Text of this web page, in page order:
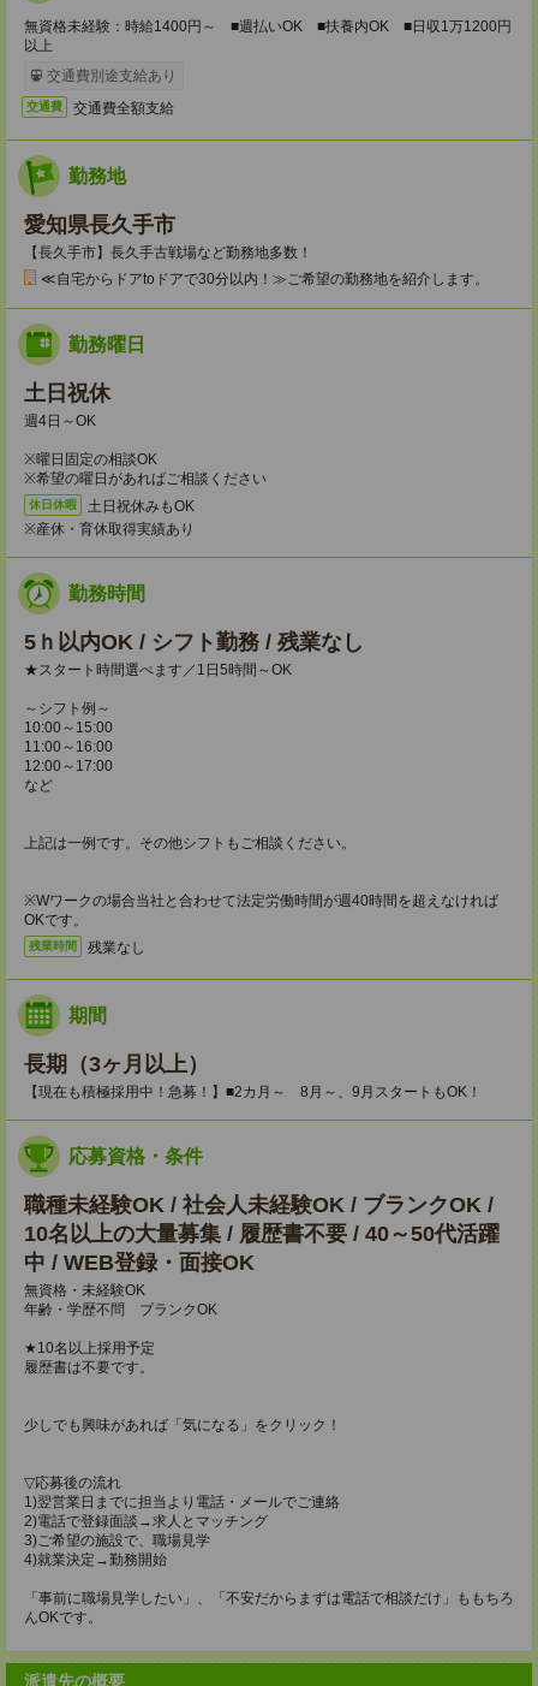
無資格未経験：時給1400円～ ■週払いOK ■扶養内OK ■日収1万1200円
以上
交通費別途支給あり
交通費 交通費全額支給
勤務地
愛知県長久手市
【長久手市】長久手古戦場など勤務地多数！
≪自宅からドアtoドアで30分以内！≫ご希望の勤務地を紹介します。
勤務曜日
土日祝休
週4日～OK
※曜日固定の相談OK
※希望の曜日があればご相談ください
休日休暇
土日祝休みもOK
※産休・育休取得実績あり
勤務時間
5ｈ以内OK / シフト勤務 / 残業なし
★スタート時間選べます／1日5時間～OK
～シフト例～
10:00～15:00
11:00～16:00
12:00～17:00
など
上記は一例です。その他シフトもご相談ください。
※Wワークの場合当社と合わせて法定労働時間が週40時間を超えなければ
OKです。
残業時間 残業なし
期間
長期（3ヶ月以上）
【現在も積極採用中！急募！】■2カ月～ 8月～、9月スタートもOK！
応募資格・条件
職種未経験OK / 社会人未経験OK / ブランクOK /
10名以上の大量募集 / 履歴書不要 / 40～50代活躍
中 / WEB登録・面接OK
無資格・未経験OK
年齢・学歴不問 ブランクOK
★10名以上採用予定
履歴書は不要です。
少しでも興味があれば「気になる」をクリック！
▽応募後の流れ
1)翌営業日までに担当より電話・メールでご連絡
2)電話で登録面談→求人とマッチング
3)ご希望の施設で、職場見学
4)就業決定→勤務開始
「事前に職場見学したい」、「不安だからまずは電話で相談だけ」ももちろ
んOKです。
派遣先の概要